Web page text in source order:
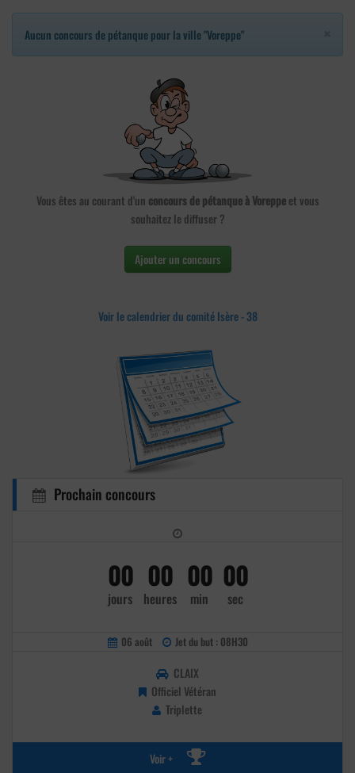
Aucun concours de pétanque pour la ville "Voreppe"
Vous êtes au courant d'un concours de pétanque à Voreppeet vous
souhaitez le diffuser ?
Ajouter un concours
Voir le calendrier du comité Isère - 38
Prochain concours
00
jours
00
heures
00
min
00
sec
06 août Jet du but : 08H30
CLAIX
Officiel Vétéran
Triplette
Voir +